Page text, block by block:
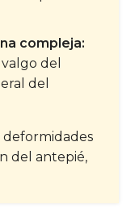
compleja:
del
del
deformidades
del antepié,